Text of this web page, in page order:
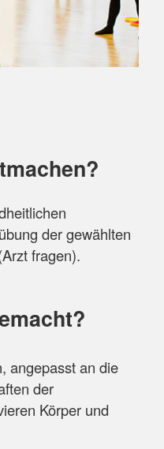
der gewählten
fragen).
angepasst an die
der
Körper und